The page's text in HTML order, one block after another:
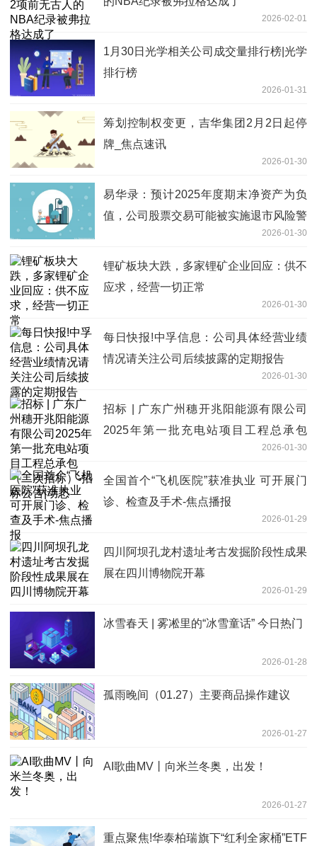
2026-02-01
1月30日光学相关公司成交量排行榜|光学
排行榜
2026-01-31
筹划控制权变更，吉华集团2月2日起停
牌_焦点速讯
2026-01-30
易华录：预计2025年度期末净资产为负
值，公司股票交易可能被实施退市风险警
2026-01-30
锂矿板块大跌，多家锂矿企业回应：供不
应求，经营一切正常
2026-01-30
每日快报!中孚信息：公司具体经营业绩
情况请关注公司后续披露的定期报告
2026-01-30
招标 | 广东广州穗开兆阳能源有限公司
2025年第一批充电站项目工程总承包
2026-01-30
全国首个“飞机医院”获准执业 可开展门
诊、检查及手术-焦点播报
2026-01-29
四川阿坝孔龙村遗址考古发掘阶段性成果
展在四川博物院开幕
2026-01-29
冰雪春天 | 雾凇里的“冰雪童话” 今日热门
2026-01-28
孤雨晚间（01.27）主要商品操作建议
2026-01-27
AI歌曲MV丨向米兰冬奥，出发！
2026-01-27
重点聚焦!华泰柏瑞旗下“红利全家桶”ETF